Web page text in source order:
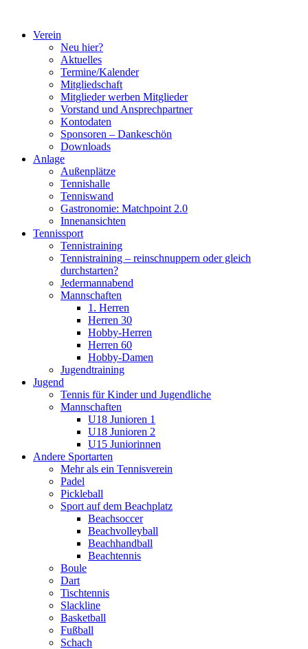
springenVerein
Neu hier?
Aktuelles
Termine/Kalender
Mitgliedschaft
Mitglieder werben Mitglieder
Vorstand und Ansprechpartner
Kontodaten
Sponsoren – Dankeschön
Downloads
Anlage
Außenplätze
Tennishalle
Tenniswand
Gastronomie: Matchpoint 2.0
Innenansichten
Tennissport
Tennistraining
Tennistraining – reinschnuppern oder gleich
durchstarten?
Jedermannabend
Mannschaften
1. Herren
Herren 30
Hobby-Herren
Herren 60
Hobby-Damen
Jugendtraining
Jugend
Tennis für Kinder und Jugendliche
Mannschaften
U18 Junioren 1
U18 Junioren 2
U15 Juniorinnen
Andere Sportarten
Mehr als ein Tennisverein
Padel
Pickleball
Sport auf dem Beachplatz
Beachsoccer
Beachvolleyball
Beachhandball
Beachtennis
Boule
Dart
Tischtennis
Slackline
Basketball
Fußball
Schach